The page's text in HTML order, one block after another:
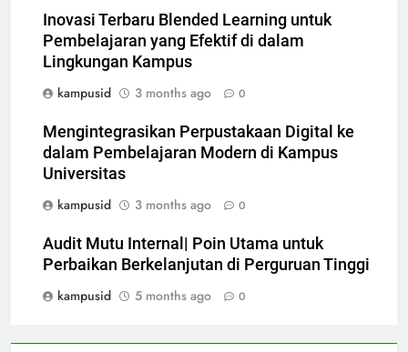
Inovasi Terbaru Blended Learning untuk
Pembelajaran yang Efektif di dalam
Lingkungan Kampus
kampusid
3 months ago 0
Mengintegrasikan Perpustakaan Digital ke
dalam Pembelajaran Modern di Kampus
Universitas
kampusid
3 months ago 0
Audit Mutu Internal| Poin Utama untuk
Perbaikan Berkelanjutan di Perguruan Tinggi
kampusid
5 months ago 0